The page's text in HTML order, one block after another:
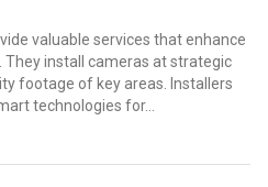
valuable services that enhance
install cameras at strategic
footage of key areas. Installers
technologies for...